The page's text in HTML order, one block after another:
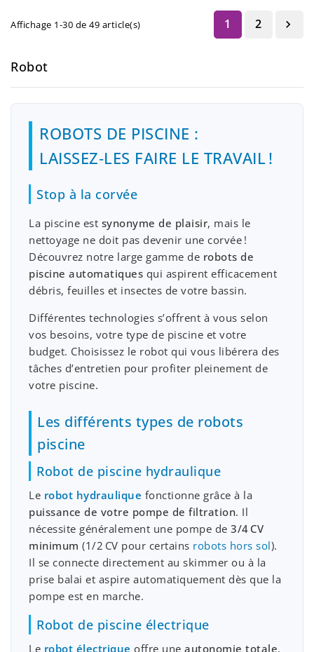
Affichage 1-30 de 49 article(s) 1 2 
Robot
ROBOTS DE PISCINE :
LAISSEZ‑LES FAIRE LE TRAVAIL !
Stop à la corvée
La piscine est synonyme de plaisir, mais le
nettoyage ne doit pas devenir une corvée !
Découvrez notre large gamme de robots de
piscine automatiques qui aspirent efficacement
débris, feuilles et insectes de votre bassin.
Différentes technologies s’offrent à vous selon
vos besoins, votre type de piscine et votre
budget. Choisissez le robot qui vous libérera des
tâches d’entretien pour profiter pleinement de
votre piscine.
Les différents types de robots
piscine
Robot de piscine hydraulique
Le robot hydraulique fonctionne grâce à la
puissance de votre pompe de filtration. Il
nécessite généralement une pompe de 3/4 CV
minimum (1/2 CV pour certains robots hors sol).
Il se connecte directement au skimmer ou à la
prise balai et aspire automatiquement dès que la
pompe est en marche.
Robot de piscine électrique
Le robot électrique offre une autonomie totale,